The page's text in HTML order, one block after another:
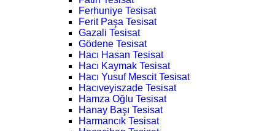
Ferhuniye Tesisat
Ferit Paşa Tesisat
Gazali Tesisat
Gödene Tesisat
Hacı Hasan Tesisat
Hacı Kaymak Tesisat
Hacı Yusuf Mescit Tesisat
Hacıveyiszade Tesisat
Hamza Oğlu Tesisat
Hanay Başı Tesisat
Harmancık Tesisat